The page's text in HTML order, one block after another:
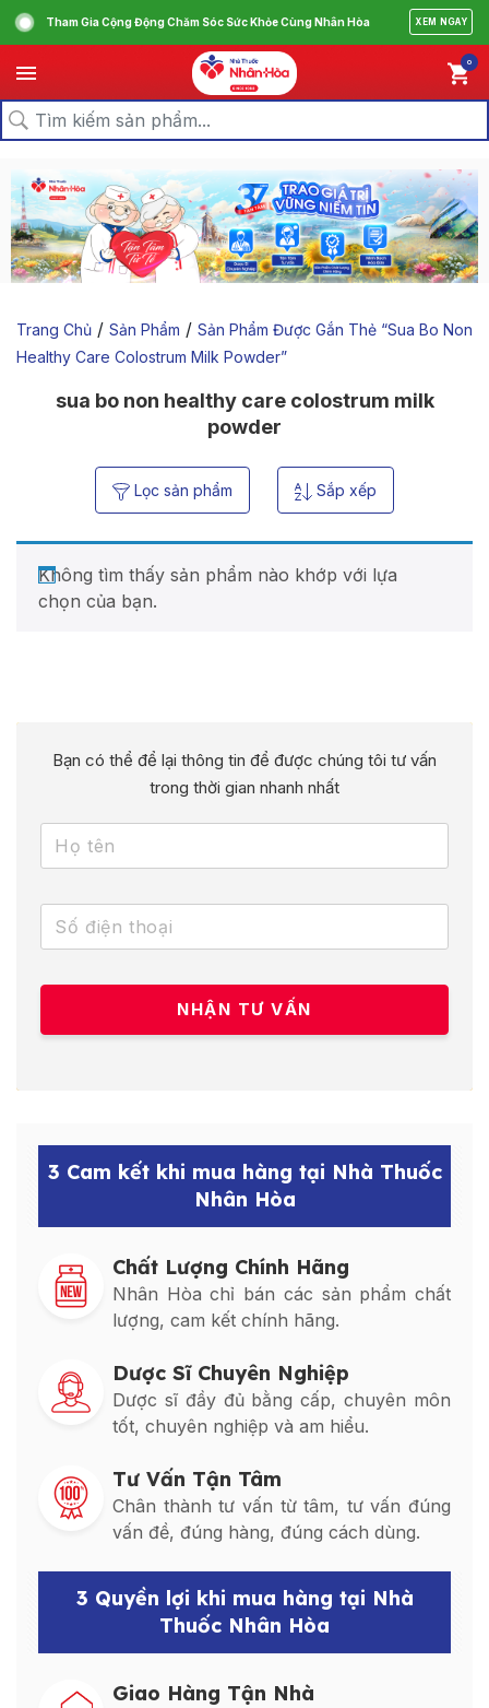
Tham Gia Cộng Động Chăm Sóc Sức Khỏe Cùng Nhân Hòa XEM NGAY
0
Trang Chủ / Sản Phẩm / Sản Phẩm Được Gắn Thẻ “sua Bo Non
Healthy Care Colostrum Milk Powder”
sua bo non healthy care colostrum milk
powder
Lọc sản phẩm Sắp xếp
Không tìm thấy sản phẩm nào khớp với lựa
chọn của bạn.
Bạn có thể để lại thông tin để được chúng tôi tư vấn
trong thời gian nhanh nhất
3 Cam kết khi mua hàng tại Nhà Thuốc
Nhân Hòa
Chất Lượng Chính Hãng
Nhân Hòa chỉ bán các sản phẩm chất
lượng, cam kết chính hãng.
Dược Sĩ Chuyên Nghiệp
Dược sĩ đầy đủ bằng cấp, chuyên môn
tốt, chuyên nghiệp và am hiểu.
Tư Vấn Tận Tâm
Chân thành tư vấn từ tâm, tư vấn đúng
vấn đề, đúng hàng, đúng cách dùng.
3 Quyền lợi khi mua hàng tại Nhà
Thuốc Nhân Hòa
Giao Hàng Tận Nhà